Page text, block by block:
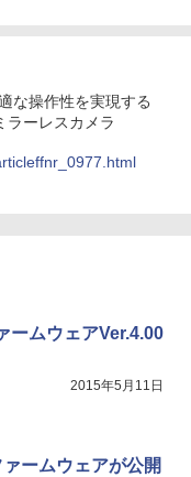
な操作性を実現する
ラーレスカメラ
ームウェアVer.4.00
2015年5月11日
ームウェアが公開